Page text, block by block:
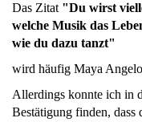
Das Zitat "Du wirst
welche Musik das
wie du dazu tanzt"
wird häufig Maya
Allerdings konnte ich in
Bestätigung finden, dass